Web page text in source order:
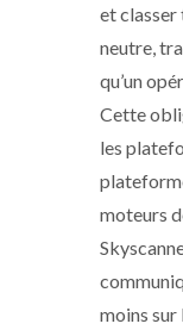
et
neutre,
qu’un
Cette
les
moteurs
moins sur